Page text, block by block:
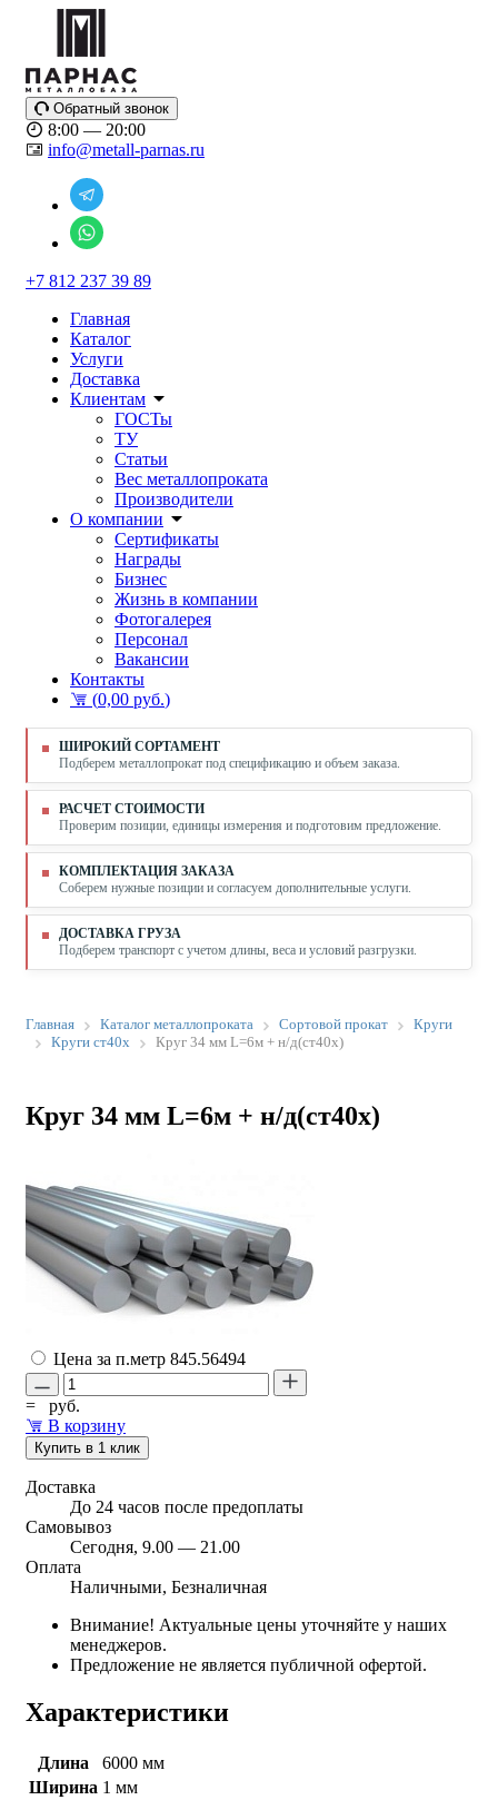
Обратный звонок
8:00 — 20:00
info@metall-parnas.ru
+7 812 237 39 89
Главная
Каталог
Услуги
Доставка
Клиентам
ГОСТы
ТУ
Статьи
Вес металлопроката
Производители
О компании
Сертификаты
Награды
Бизнес
Жизнь в компании
Фотогалерея
Персонал
Вакансии
Контакты
(0,00 руб.)
ШИРОКИЙ СОРТАМЕНТ
Подберем металлопрокат под спецификацию и объем заказа.
РАСЧЕТ СТОИМОСТИ
Проверим позиции, единицы измерения и подготовим предложение.
КОМПЛЕКТАЦИЯ ЗАКАЗА
Соберем нужные позиции и согласуем дополнительные услуги.
ДОСТАВКА ГРУЗА
Подберем транспорт с учетом длины, веса и условий разгрузки.
Главная Каталог металлопроката Сортовой прокат
Круги
Круги ст40х
Круг 34 мм L=6м + н/д(ст40х)
Круг 34 мм L=6м + н/д(ст40х)
Цена за п.метр 845.56494
=
руб.
В корзину
Купить в 1 клик
Доставка
До 24 часов после предоплаты
Самовывоз
Сегодня, 9.00 — 21.00
Оплата
Наличными, Безналичная
Внимание! Актуальные цены уточняйте у наших
менеджеров.
Предложение не является публичной офертой.
Характеристики
Длина
6000 мм
Ширина 1 мм